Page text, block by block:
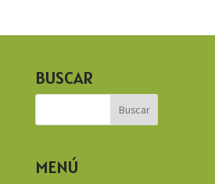
BUSCAR
MENÚ